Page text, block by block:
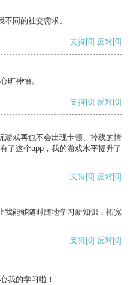
同的社交需求。
支持[0] 反对[0]
旷神怡。
支持[0] 反对[0]
游戏再也不会出现卡顿、掉线的情
了这个app，我的游戏水平提升了
支持[0] 反对[0]
我能够随时随地学习新知识，拓宽
支持[0] 反对[0]
我的学习啦！